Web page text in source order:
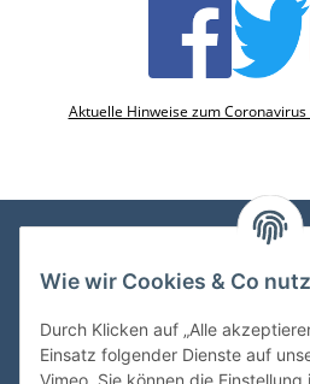
Aktuelle Hinweise zum
VDMedien24.de
Kasernenstraße 6-10
66482 Zweibrücken
Wie wir Cookies & Co
Durch Klicken auf „Alle
Einsatz folgender Dienste auf